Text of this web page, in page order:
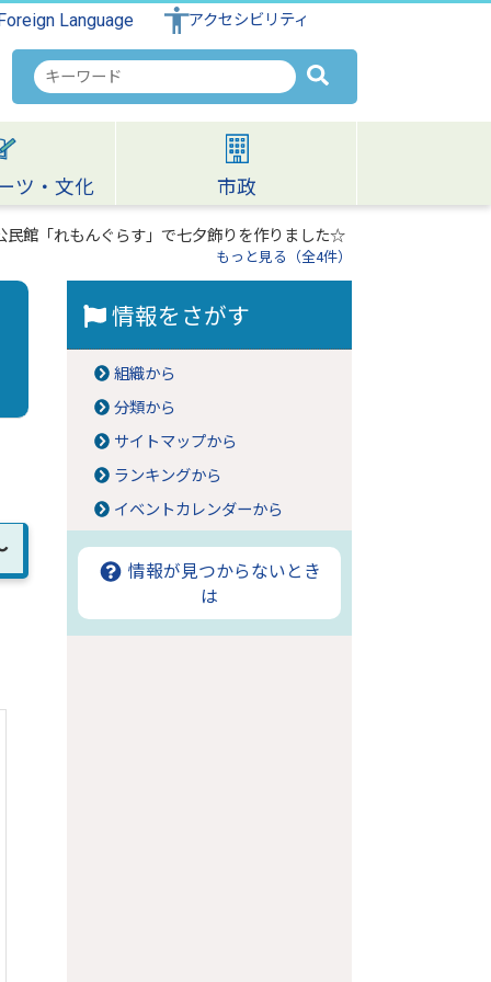
Language アクセシビリティ
検
索
キ
ワ
ー
ド
ツ・文化 市政
民館「れもんぐらす」で七夕飾りを作りました☆
もっと見る（全4件）
情報をさがす
組織から
分類から
サイトマップから
ランキングから
イベントカレンダーから
情報が見つからないとき
は